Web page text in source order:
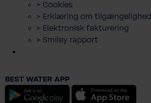
156,75 DKK Priser er inkl. moms.
> Cookies
> Erklæring om tilgængelighed
> Elektronisk fakturering
> Smiley rapport
BEST WATER APP
Android